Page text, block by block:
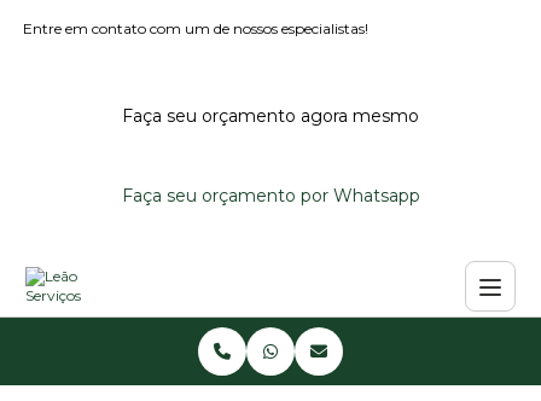
Entre em contato com um de nossos especialistas!
Faça seu orçamento agora mesmo
Faça seu orçamento por Whatsapp